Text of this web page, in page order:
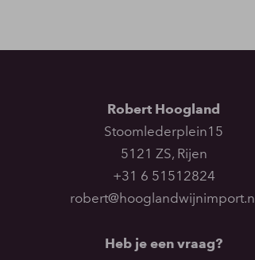
Robert Hoogland
Stoomlederplein15
5121 ZS, Rijen
+31 6 51512824
robert@hooglandwijnimport.nl
Heb je een vraag?